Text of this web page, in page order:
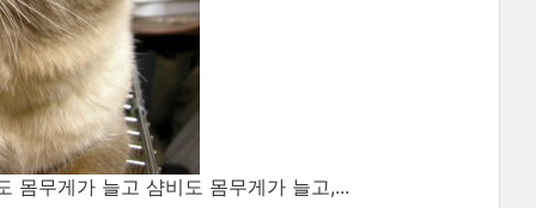
몸무게가 늘고 샴비도 몸무게가 늘고,...